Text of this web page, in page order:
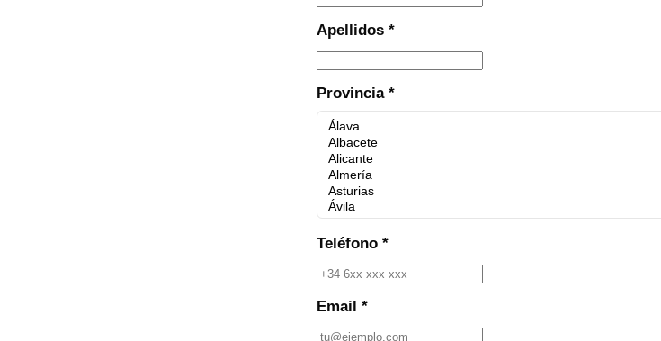
Apellidos *
Provincia *
Teléfono *
Email *